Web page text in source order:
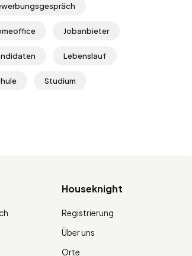
Jobanbieter
Lebenslauf
Studium
Houseknight
Registrierung
Über uns
Orte